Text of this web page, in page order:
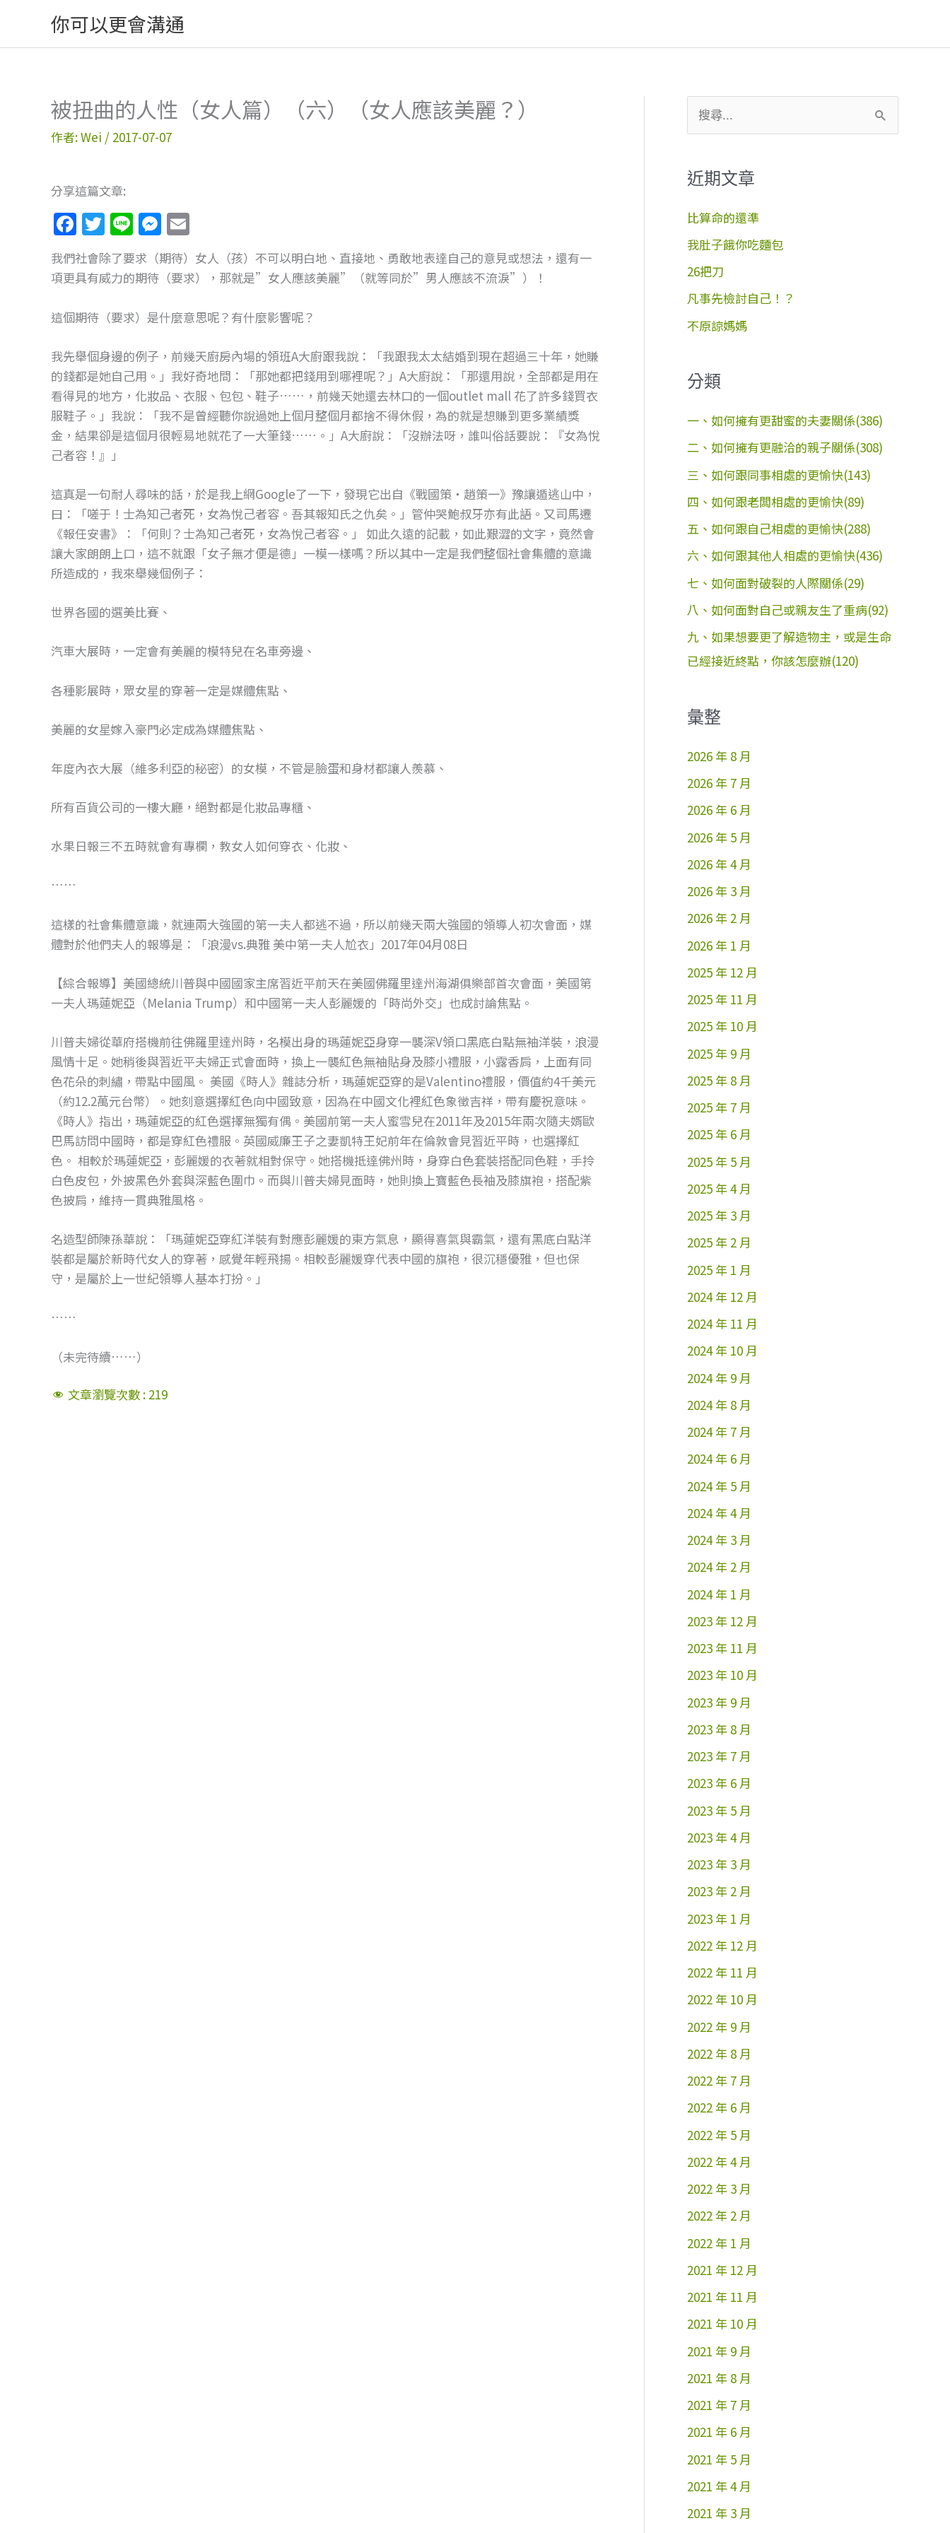
主
你可以更會溝通
被扭曲的人性（女人篇）（六）（女人應該美麗？）
作者:Wei / 2017-07-07
分享這篇文章:
F
a
c
e
b
o
k
T
w
itt
er
Li
n
e
M
e
ss
e
n
er
m
ai
l
我們社會除了要求（期待）女人（孩）不可以明白地、直接地、勇敢地表達自己的意見或想法，還有一
項更具有威力的期待（要求），那就是”女人應該美麗”（就等同於”男人應該不流淚”）！
這個期待（要求）是什麼意思呢？有什麼影響呢？
我先舉個身邊的例子，前幾天廚房內場的領班A大廚跟我說：「我跟我太太結婚到現在超過三十年，她賺
的錢都是她自己用。」我好奇地問：「那她都把錢用到哪裡呢？」A大廚說：「那還用說，全部都是用在
看得見的地方，化妝品、衣服、包包、鞋子……，前幾天她還去林口的一個outlet mall 花了許多錢買衣
服鞋子。」我說：「我不是曾經聽你說過她上個月整個月都捨不得休假，為的就是想賺到更多業績獎
金，結果卻是這個月很輕易地就花了一大筆錢……。」A大廚說：「沒辦法呀，誰叫俗話要說：『女為悅
己者容！』」
這真是一句耐人尋味的話，於是我上網Google了一下，發現它出自《戰國策‧趙策一》豫讓遁逃山中，
曰：「嗟于！士為知己者死，女為悅己者容。吾其報知氏之仇矣。」管仲哭鮑叔牙亦有此語。又司馬遷
《報任安書》：「何則？士為知己者死，女為悅己者容。」 如此久遠的記載，如此艱澀的文字，竟然會
讓大家朗朗上口，這不就跟「女子無才便是德」一模一樣嗎？所以其中一定是我們整個社會集體的意識
所造成的，我來舉幾個例子：
世界各國的選美比賽、
汽車大展時，一定會有美麗的模特兒在名車旁邊、
各種影展時，眾女星的穿著一定是媒體焦點、
美麗的女星嫁入豪門必定成為媒體焦點、
年度內衣大展（維多利亞的秘密）的女模，不管是臉蛋和身材都讓人羨慕、
所有百貨公司的一樓大廳，絕對都是化妝品專櫃、
水果日報三不五時就會有專欄，教女人如何穿衣、化妝、
……
這樣的社會集體意識，就連兩大強國的第一夫人都逃不過，所以前幾天兩大強國的領導人初次會面，媒
體對於他們夫人的報導是：「浪漫vs.典雅 美中第一夫人尬衣」2017年04月08日
【綜合報導】美國總統川普與中國國家主席習近平前天在美國佛羅里達州海湖俱樂部首次會面，美國第
一夫人瑪蓮妮亞（Melania Trump）和中國第一夫人彭麗媛的「時尚外交」也成討論焦點。
川普夫婦從華府搭機前往佛羅里達州時，名模出身的瑪蓮妮亞身穿一襲深V領口黑底白點無袖洋裝，浪漫
風情十足。她稍後與習近平夫婦正式會面時，換上一襲紅色無袖貼身及膝小禮服，小露香肩，上面有同
色花朵的刺繡，帶點中國風。 美國《時人》雜誌分析，瑪蓮妮亞穿的是Valentino禮服，價值約4千美元
（約12.2萬元台幣）。她刻意選擇紅色向中國致意，因為在中國文化裡紅色象徵吉祥，帶有慶祝意味。
《時人》指出，瑪蓮妮亞的紅色選擇無獨有偶。美國前第一夫人蜜雪兒在2011年及2015年兩次隨夫婿歐
巴馬訪問中國時，都是穿紅色禮服。英國威廉王子之妻凱特王妃前年在倫敦會見習近平時，也選擇紅
色。 相較於瑪蓮妮亞，彭麗媛的衣著就相對保守。她搭機抵達佛州時，身穿白色套裝搭配同色鞋，手拎
白色皮包，外披黑色外套與深藍色圍巾。而與川普夫婦見面時，她則換上寶藍色長袖及膝旗袍，搭配紫
色披肩，維持一貫典雅風格。
名造型師陳孫華說：「瑪蓮妮亞穿紅洋裝有對應彭麗媛的東方氣息，顯得喜氣與霸氣，還有黑底白點洋
裝都是屬於新時代女人的穿著，感覺年輕飛揚。相較彭麗媛穿代表中國的旗袍，很沉穩優雅，但也保
守，是屬於上一世紀領導人基本打扮。」
……
（未完待續……）
文章瀏覽次數 : 219
尋
鍵
字
:
近期文章
比算命的還準
我肚子餓你吃麵包
26把刀
凡事先檢討自己！？
不原諒媽媽
分類
一、如何擁有更甜蜜的夫妻關係(386)
二、如何擁有更融洽的親子關係(308)
三、如何跟同事相處的更愉快(143)
四、如何跟老闆相處的更愉快(89)
五、如何跟自己相處的更愉快(288)
六、如何跟其他人相處的更愉快(436)
七、如何面對破裂的人際關係(29)
八、如何面對自己或親友生了重病(92)
九、如果想要更了解造物主，或是生命
已經接近終點，你該怎麼辦(120)
彙整
2026 年 8 月
2026 年 7 月
2026 年 6 月
2026 年 5 月
2026 年 4 月
2026 年 3 月
2026 年 2 月
2026 年 1 月
2025 年 12 月
2025 年 11 月
2025 年 10 月
2025 年 9 月
2025 年 8 月
2025 年 7 月
2025 年 6 月
2025 年 5 月
2025 年 4 月
2025 年 3 月
2025 年 2 月
2025 年 1 月
2024 年 12 月
2024 年 11 月
2024 年 10 月
2024 年 9 月
2024 年 8 月
2024 年 7 月
2024 年 6 月
2024 年 5 月
2024 年 4 月
2024 年 3 月
2024 年 2 月
2024 年 1 月
2023 年 12 月
2023 年 11 月
2023 年 10 月
2023 年 9 月
2023 年 8 月
2023 年 7 月
2023 年 6 月
2023 年 5 月
2023 年 4 月
2023 年 3 月
2023 年 2 月
2023 年 1 月
2022 年 12 月
2022 年 11 月
2022 年 10 月
2022 年 9 月
2022 年 8 月
2022 年 7 月
2022 年 6 月
2022 年 5 月
2022 年 4 月
2022 年 3 月
2022 年 2 月
2022 年 1 月
2021 年 12 月
2021 年 11 月
2021 年 10 月
2021 年 9 月
2021 年 8 月
2021 年 7 月
2021 年 6 月
2021 年 5 月
2021 年 4 月
2021 年 3 月